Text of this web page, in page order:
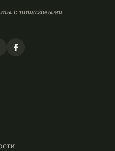
с пошаговыми